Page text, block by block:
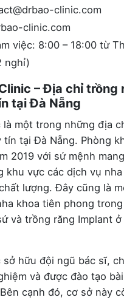
clinic.com
clinic.com
việc: 8:00 – 18:00 từ
nghỉ)
– Địa chỉ trồng
tại Đà Nẵng
là một trong những địa
tín tại Đà Nẵng. Phòng
2019 với sứ mệnh
khu vực các dịch vụ nha
lượng. Đây cũng là
khoa tiên phong
và trồng răng Implant
sở hữu đội ngũ bác sĩ,
và được đào tạo
cạnh đó, cơ sở này